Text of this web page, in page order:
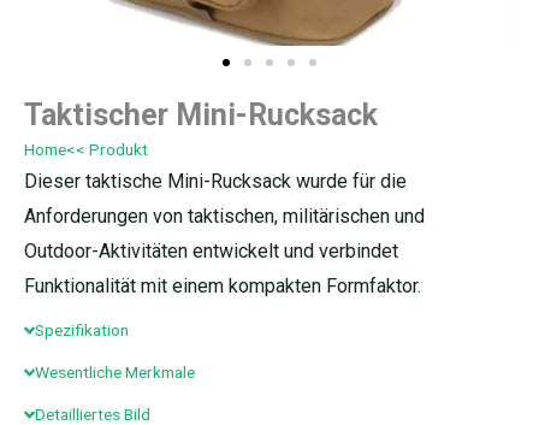
Taktischer Mini-Rucksack
Home<< Produkt
Dieser taktische Mini-Rucksack wurde für die
Anforderungen von taktischen, militärischen und
Outdoor-Aktivitäten entwickelt und verbindet
Funktionalität mit einem kompakten Formfaktor.
Spezifikation
Wesentliche Merkmale
Detailliertes Bild